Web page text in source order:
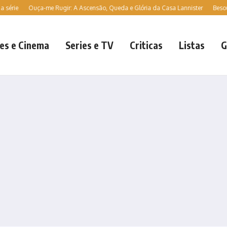
me Rugir: A Ascensão, Queda e Glória da Casa Lannister Besouro Azul |
e Cinema Series e TV Criticas Listas